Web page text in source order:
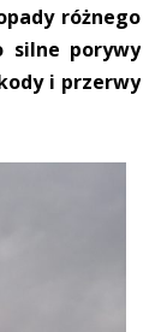
różnego
silne porywy
i przerwy